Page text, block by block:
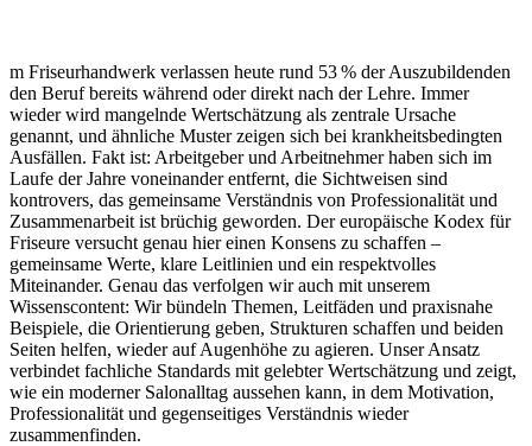
m Friseurhandwerk verlassen heute rund 53 % der Auszubildenden
den Beruf bereits während oder direkt nach der Lehre. Immer
wieder wird mangelnde Wertschätzung als zentrale Ursache
genannt, und ähnliche Muster zeigen sich bei krankheitsbedingten
Ausfällen. Fakt ist: Arbeitgeber und Arbeitnehmer haben sich im
Laufe der Jahre voneinander entfernt, die Sichtweisen sind
kontrovers, das gemeinsame Verständnis von Professionalität und
Zusammenarbeit ist brüchig geworden. Der europäische Kodex für
Friseure versucht genau hier einen Konsens zu schaffen –
gemeinsame Werte, klare Leitlinien und ein respektvolles
Miteinander. Genau das verfolgen wir auch mit unserem
Wissenscontent: Wir bündeln Themen, Leitfäden und praxisnahe
Beispiele, die Orientierung geben, Strukturen schaffen und beiden
Seiten helfen, wieder auf Augenhöhe zu agieren. Unser Ansatz
verbindet fachliche Standards mit gelebter Wertschätzung und zeigt,
wie ein moderner Salonalltag aussehen kann, in dem Motivation,
Professionalität und gegenseitiges Verständnis wieder
zusammenfinden.